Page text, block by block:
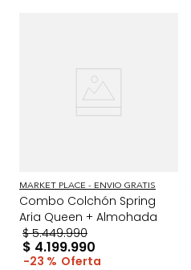
MARKET PLACE - ENVIO GRATIS
Combo Colchón Spring
Aria Queen + Almohada
$ 5.449.990
$ 4.199.990
23 %